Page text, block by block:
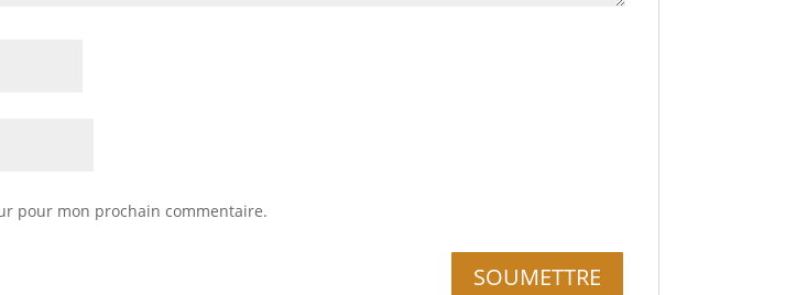
pour mon prochain commentaire.